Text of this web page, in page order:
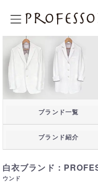
プロフェッサーズラ
ブランド一覧
ブランド紹介
白衣ブランド：
ウンド